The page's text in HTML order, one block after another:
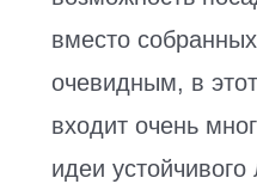
вместо
очевидным, в
входит очень
идеи устойчивого